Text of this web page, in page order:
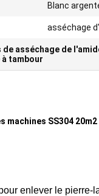
Blanc
asséchage
de asséchage de
tambour
SS304
enlever le pierre-